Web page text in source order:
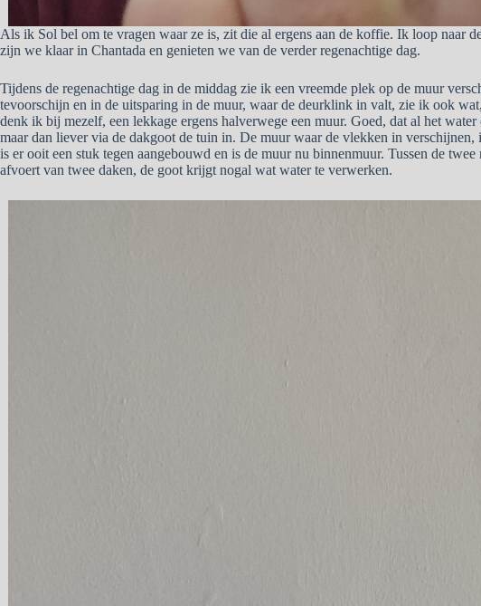
Als ik Sol bel om te vragen waar ze is, zit die al ergens aan de koffie. Ik loop naar
zijn we klaar in Chantada en genieten we van de verder regenachtige dag.
Tijdens de regenachtige dag in de middag zie ik een vreemde plek op de muur
tevoorschijn en in de uitsparing in de muur, waar de deurklink in valt, zie ik ook
denk ik bij mezelf, een lekkage ergens halverwege een muur. Goed, dat al het
maar dan liever via de dakgoot de tuin in. De muur waar de vlekken in verschijnen,
is er ooit een stuk tegen aangebouwd en is de muur nu binnenmuur. Tussen de
afvoert van twee daken, de goot krijgt nogal wat water te verwerken.